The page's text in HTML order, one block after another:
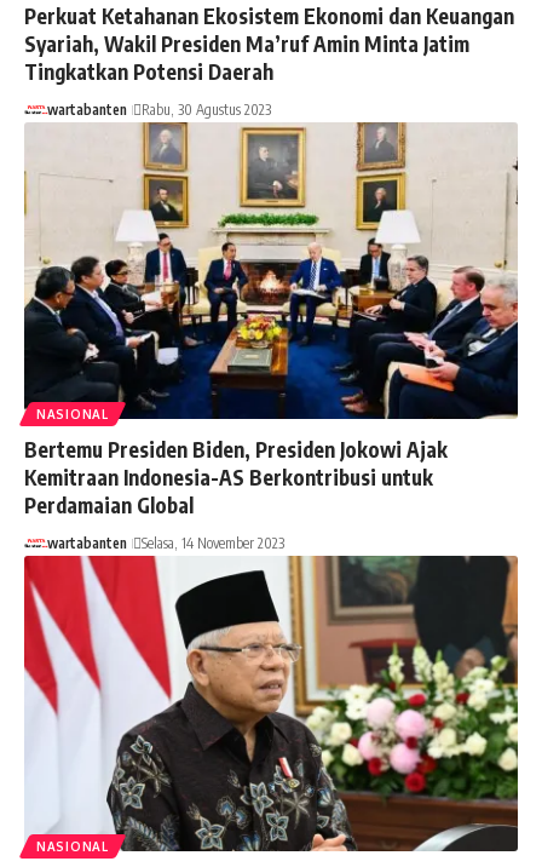
Perkuat Ketahanan Ekosistem Ekonomi dan Keuangan
Syariah, Wakil Presiden Ma’ruf Amin Minta Jatim
Tingkatkan Potensi Daerah
wartabanten Rabu, 30 Agustus 2023
NASIONAL
Bertemu Presiden Biden, Presiden Jokowi Ajak
Kemitraan Indonesia-AS Berkontribusi untuk
Perdamaian Global
wartabanten Selasa, 14 November 2023
NASIONAL